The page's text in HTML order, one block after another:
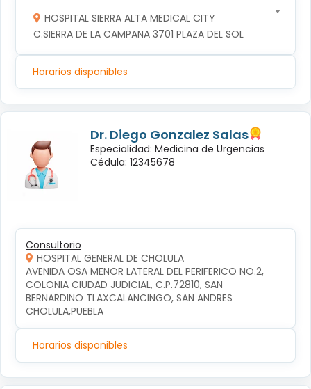
HOSPITAL SIERRA ALTA MEDICAL CITY
C.SIERRA DE LA CAMPANA 3701 PLAZA DEL SOL
Horarios disponibles
Dr. Diego Gonzalez Salas
Especialidad: Medicina de Urgencias
Cédula: 12345678
Consultorio
HOSPITAL GENERAL DE CHOLULA
AVENIDA OSA MENOR LATERAL DEL PERIFERICO NO.2,
COLONIA CIUDAD JUDICIAL, C.P.72810, SAN
BERNARDINO TLAXCALANCINGO, SAN ANDRES
CHOLULA,PUEBLA
Horarios disponibles